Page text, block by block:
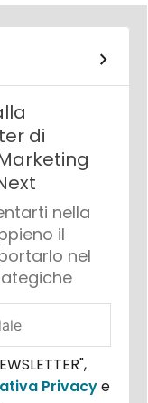
di
nella
il
nel
Privacye